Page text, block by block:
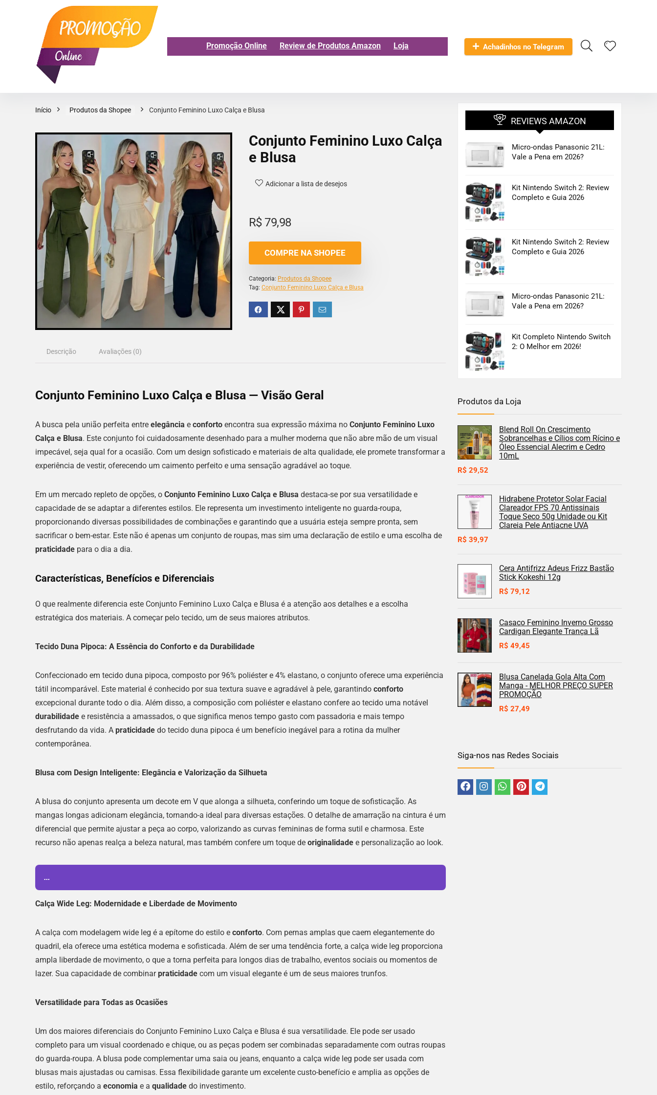
Promoção Online Review de Produtos Amazon Loja Achadinhos no Telegram
Início Produtos da Shopee Conjunto Feminino Luxo Calça e Blusa
Conjunto Feminino Luxo Calça
e Blusa
Adicionar a lista de desejos
R$79,98
COMPRE NA SHOPEE
Categoria: Produtos da Shopee
Tag: Conjunto Feminino Luxo Calça e Blusa
Descrição Avaliações (0)
Conjunto Feminino Luxo Calça e Blusa — Visão Geral
A busca pela união perfeita entre elegância e conforto encontra sua expressão máxima no Conjunto Feminino Luxo
Calça e Blusa. Este conjunto foi cuidadosamente desenhado para a mulher moderna que não abre mão de um visual
impecável, seja qual for a ocasião. Com um design sofisticado e materiais de alta qualidade, ele promete transformar a
experiência de vestir, oferecendo um caimento perfeito e uma sensação agradável ao toque.
Em um mercado repleto de opções, o Conjunto Feminino Luxo Calça e Blusa destaca-se por sua versatilidade e
capacidade de se adaptar a diferentes estilos. Ele representa um investimento inteligente no guarda-roupa,
proporcionando diversas possibilidades de combinações e garantindo que a usuária esteja sempre pronta, sem
sacrificar o bem-estar. Este não é apenas um conjunto de roupas, mas sim uma declaração de estilo e uma escolha de
praticidade para o dia a dia.
Características, Benefícios e Diferenciais
O que realmente diferencia este Conjunto Feminino Luxo Calça e Blusa é a atenção aos detalhes e a escolha
estratégica dos materiais. A começar pelo tecido, um de seus maiores atributos.
Tecido Duna Pipoca: A Essência do Conforto e da Durabilidade
Confeccionado em tecido duna pipoca, composto por 96% poliéster e 4% elastano, o conjunto oferece uma experiência
tátil incomparável. Este material é conhecido por sua textura suave e agradável à pele, garantindo conforto
excepcional durante todo o dia. Além disso, a composição com poliéster e elastano confere ao tecido uma notável
durabilidade e resistência a amassados, o que significa menos tempo gasto com passadoria e mais tempo
desfrutando da vida. A praticidade do tecido duna pipoca é um benefício inegável para a rotina da mulher
contemporânea.
Blusa com Design Inteligente: Elegância e Valorização da Silhueta
A blusa do conjunto apresenta um decote em V que alonga a silhueta, conferindo um toque de sofisticação. As
mangas longas adicionam elegância, tornando-a ideal para diversas estações. O detalhe de amarração na cintura é um
diferencial que permite ajustar a peça ao corpo, valorizando as curvas femininas de forma sutil e charmosa. Este
recurso não apenas realça a beleza natural, mas também confere um toque de originalidade e personalização ao look.
...
Calça Wide Leg: Modernidade e Liberdade de Movimento
A calça com modelagem wide leg é a epítome do estilo e conforto. Com pernas amplas que caem elegantemente do
quadril, ela oferece uma estética moderna e sofisticada. Além de ser uma tendência forte, a calça wide leg proporciona
ampla liberdade de movimento, o que a torna perfeita para longos dias de trabalho, eventos sociais ou momentos de
lazer. Sua capacidade de combinarpraticidade com um visual elegante é um de seus maiores trunfos.
Versatilidade para Todas as Ocasiões
Um dos maiores diferenciais do Conjunto Feminino Luxo Calça e Blusa é sua versatilidade. Ele pode ser usado
completo para um visual coordenado e chique, ou as peças podem ser combinadas separadamente com outras roupas
do guarda-roupa. A blusa pode complementar uma saia ou jeans, enquanto a calça wide leg pode ser usada com
blusas mais ajustadas ou camisas. Essa flexibilidade garante um excelente custo-benefício e amplia as opções de
estilo, reforçando a economia e a qualidade do investimento.
REVIEWS AMAZON
Micro-ondas Panasonic 21L:
Vale a Pena em 2026?
Kit Nintendo Switch 2: Review
Completo e Guia 2026
Kit Nintendo Switch 2: Review
Completo e Guia 2026
Micro-ondas Panasonic 21L:
Vale a Pena em 2026?
Kit Completo Nintendo Switch
2: O Melhor em 2026!
Produtos da Loja
Blend Roll On Crescimento
Sobrancelhas e Cílios com Rícino e
Óleo Essencial Alecrim e Cedro
10mL
R$ 29,52
Hidrabene Protetor Solar Facial
Clareador FPS 70 Antissinais
Toque Seco 50g Unidade ou Kit
Clareia Pele Antiacne UVA
R$ 39,97
Cera Antifrizz Adeus Frizz Bastão
Stick Kokeshi 12g
R$ 79,12
Casaco Feminino Inverno Grosso
Cardigan Elegante Trança Lã
R$ 49,45
Blusa Canelada Gola Alta Com
Manga - MELHOR PREÇO SUPER
PROMOÇÃO
R$ 27,49
Siga-nos nas Redes Sociais